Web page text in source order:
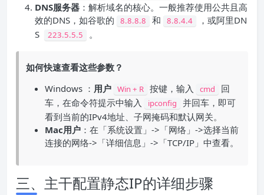
DNS服务器 ：解析域名的核心。一般推荐使用公共且高
效的DNS，如谷歌的
8.8.8.8 和 8.8.4.4
，或阿里DN
S
223.5.5.5 。
如何快速查看这些参数？
Windows ： 用户 Win + R 按键，输入 cmd
回
车，在命令符提示中输入
ipconfig
并回车，即可
看到当前的IPv4地址、子网掩码和默认网关。
Mac用户 ：在「系统设置」->「网络」->选择当前
连接的网络->「详细信息」->「TCP/IP」中查看。
三、主干配置静态IP的详细步骤